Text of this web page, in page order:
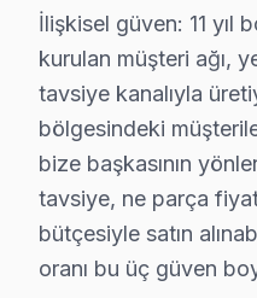
• Avcılar'de fatura ve
Hisense LED TV
Hisense Orijinal
Avcılar'de orijinal
Avcılar'de temin
• Avcılar'de ekran
• Avcılar servisimizde
İlişkisel güven: 11 yıl
kurulan müşteri ağı,
tavsiye kanalıyla
bölgesindeki
bize başkasının
tavsiye, ne parça
bütçesiyle satın
oranı bu üç güven